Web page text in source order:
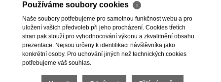
Používáme soubory cookies ℹ
Naše soubory potřebujeme pro samotnou funkčnost webu a pro
uložení vašich předvoleb při jeho procházení. Cookies třetích
stran pak slouží pro vyhodnocování výkonu a zkvalitnění obsahu
prezentace. Nejsou určeny k identifikaci návštěvníka jako
konkrétní osoby. Pro uchování jiných než technických cookies
potřebujeme váš souhlas.